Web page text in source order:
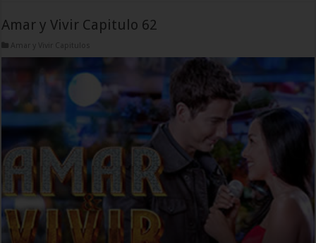
Amar y Vivir Capitulo 62
Amar y Vivir Capitulos